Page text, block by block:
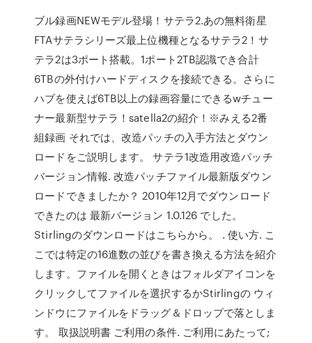
ブル録画NEWモデル登場！サテラ2.あの無料衛星
FTAサテラシリーズ最上位機種となるサテラ2！サ
テラ2は3ポート搭載。1ポート2TB認識でき合計
6TBの外付けハードディスクを接続できる。さらに
ハブを使えば6TB以上の録画容量にできるwチュー
ナー最新型サテラ！satella2の紹介！※みえる2番
組録画 それでは、改造パッチの入手方法とダウン
ロードをご説明します。 サテラ1改造用改造パッチ
バージョン情報. 改造パッチファイル最新版ダウン
ロードできましたか？ 2010年12月でダウンロード
できたのは 最新バージョン 1.0.126 でした。
Stirlingのダウンロードはこちらから。 . 使い方. こ
こでは特定の16進数の並びを書き換える方法を紹介
します。ファイルを開くときはフォルダアイコンを
クリックしてファイルを選択するかStirlingの ウィ
ンドウにファイルをドラッグ＆ドロップで落としま
す。 取扱説明書 ご利用の条件. ご利用にあたって;